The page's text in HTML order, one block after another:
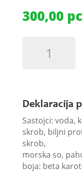
300,00
200g
-
GUSTO
DAIRY
quantity
Deklaracija
Sastojci: voda,
skrob, biljni
skrob,
morska so,
boja: beta